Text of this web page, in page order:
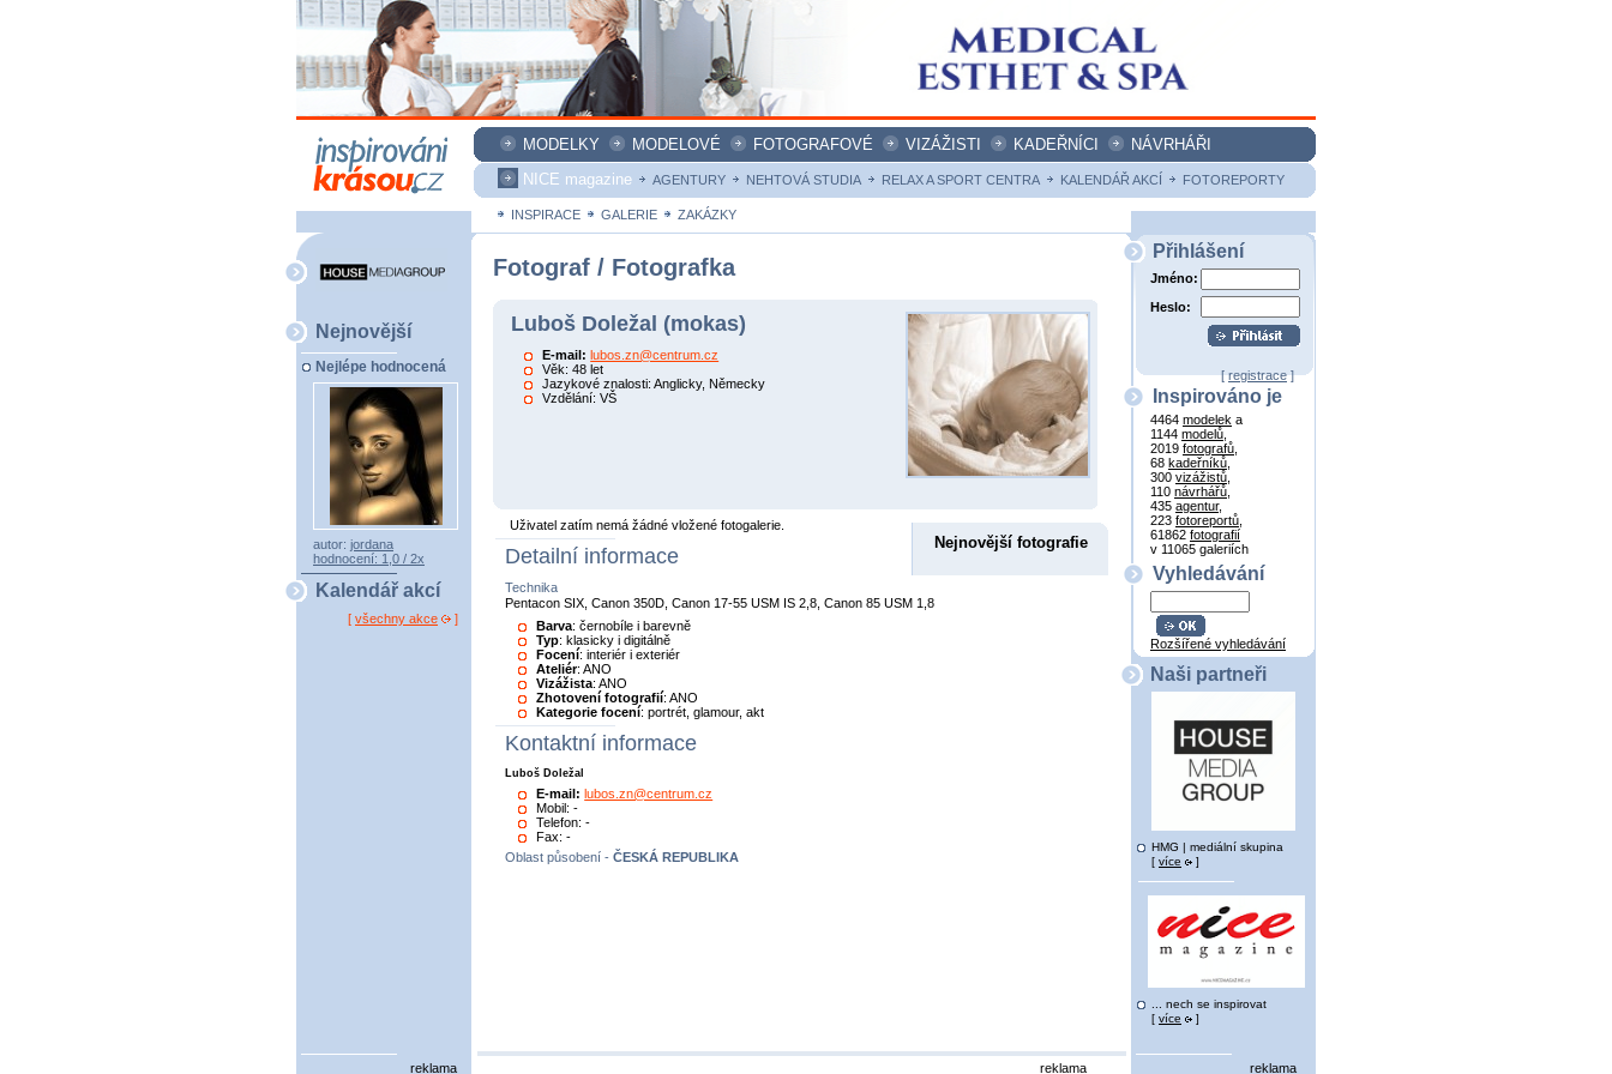
MODELKY MODELOVÉ FOTOGRAFOVÉ VIZÁŽISTI KADEŘNÍCI
NÁVRHÁŘI
NICE magazine
AGENTURY NEHTOVÁ STUDIA RELAX A SPORT CENTRA KALENDÁŘ AKCÍ FOTOREPORTY
INSPIRACE GALERIE ZAKÁZKY
Nejnovější
Nejlépe hodnocená
autor: jordana
hodnocení: 1,0 / 2x
Kalendář akcí
[ všechny akce ]
Fotograf / Fotografka
Luboš Doležal (mokas)
E-mail: lubos.zn@centrum.cz
Věk: 48 let
Jazykové znalosti: Anglicky, Německy
Vzdělání: VŠ
Nejnovější fotografie
Uživatel zatím nemá žádné vložené fotogalerie.
Detailní informace
Technika
Pentacon SIX, Canon 350D, Canon 17-55 USM IS 2,8, Canon 85 USM 1,8
Barva: černobíle i barevně
Typ: klasicky i digitálně
Focení: interiér i exteriér
Ateliér: ANO
Vizážista: ANO
Zhotovení fotografií: ANO
Kategorie focení: portrét, glamour, akt
Kontaktní informace
Luboš Doležal
E-mail:lubos.zn@centrum.cz
Mobil: -
Telefon: -
Fax: -
Oblast působení - ČESKÁ REPUBLIKA
Přihlášení
Jméno:
Heslo:
[registrace]
Inspirováno je
4464 modelek a
1144 modelů
2019 fotografů
68 kadeřníků
300 vizážistů
110 návrhářů
435 agentur,
223 fotoreportů
61862 fotografií
v 11065 galeriích
Vyhledávání
Rozšířené vyhledávání
Naši partneři
HMG | mediální skupina
[ více ]
... nech se inspirovat
[ více ]
reklama reklama reklama